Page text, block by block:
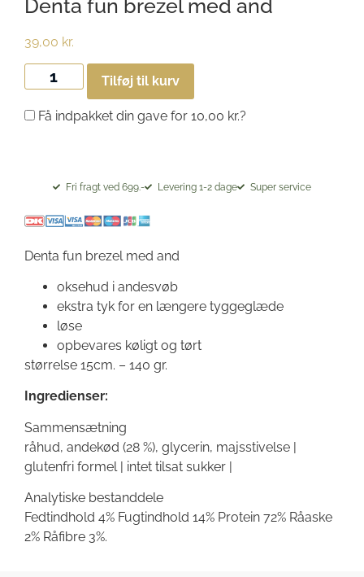
Denta fun brezel med and
39,00 kr.
Tilføj til kurv
Få indpakket din gave for 10,00 kr.?
Fri fragt ved 699.- Levering 1-2 dage Super service
Denta fun brezel med and
oksehud i andesvøb
ekstra tyk for en længere tyggeglæde
løse
opbevares køligt og tørt
størrelse 15cm. – 140 gr.
Ingredienser:
Sammensætning
råhud, andekød (28 %), glycerin, majsstivelse |
glutenfri formel | intet tilsat sukker |
Analytiske bestanddele
Fedtindhold 4% Fugtindhold 14% Protein 72% Råaske
2% Råfibre 3%.